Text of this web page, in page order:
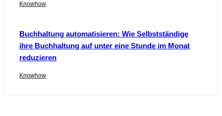
Knowhow
Buchhaltung automatisieren: Wie Selbstständige
ihre Buchhaltung auf unter eine Stunde im Monat
reduzieren
Knowhow